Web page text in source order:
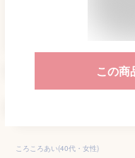
この商
ころころあい(40代・女性)